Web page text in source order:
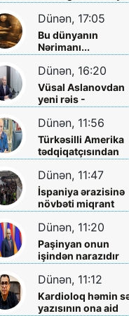
planlaşdırırlar
Dünən, 17:05
Bu dünyanın
Nərimanı...
Dünən, 16:20
Vüsal Aslanovdan
yeni rəis -
Təyinatları
Dünən, 11:56
Türkəsilli Amerika
tədqiqatçısından
Talebinə -
Vardanyanla bağlı
çağırış
Dünən, 11:47
İspaniya ərazisinə
növbəti miqrant
axını gözlənilir?
Dünən, 11:20
Paşinyan onun
işindən narazıdır
Dünən, 11:12
Kardioloq həmin
yazısının ona aid